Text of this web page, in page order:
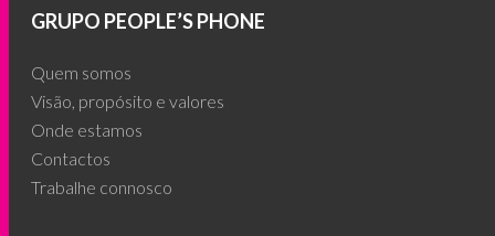
GRUPO PEOPLE’S PHONE
Quem somos
Visão, propósito e valores
Onde estamos
Contactos
Trabalhe connosco